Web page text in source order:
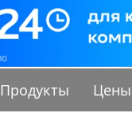
Продукты Цены